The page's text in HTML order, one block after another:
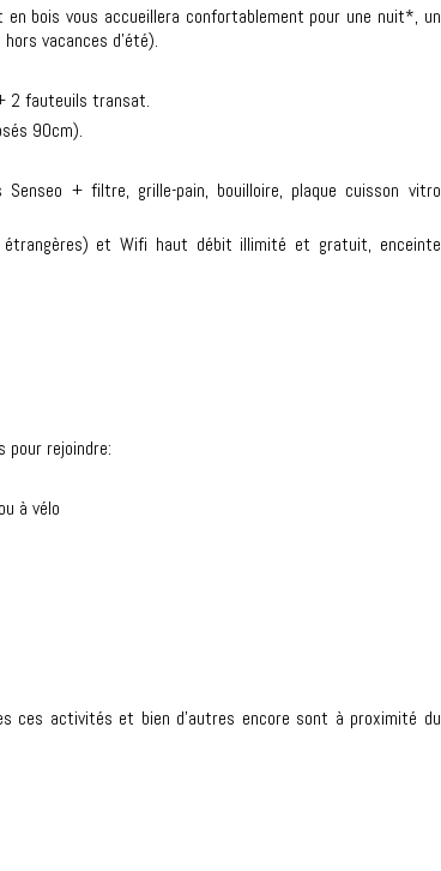
bois vous accueillera confortablement pour une nuit*, un
vacances d'été).
2 fauteuils transat.
90cm).
+ filtre, grille-pain, bouilloire, plaque cuisson vitro
étrangères) et Wifi haut débit illimité et gratuit, enceinte
pour rejoindre:
à vélo
ces activités et bien d'autres encore sont à proximité du